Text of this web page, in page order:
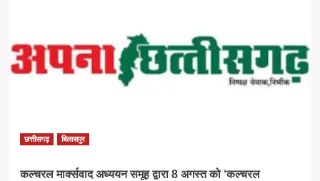
छत्तीसगढ़ बिलासपुर
कल्चरल मार्क्सवाद अध्ययन समूह द्वारा 8 अगस्त को ‘कल्चरल